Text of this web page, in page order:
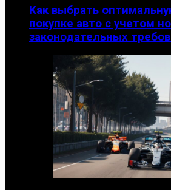
Как выбрать
покупке авто с учетом
законодательных